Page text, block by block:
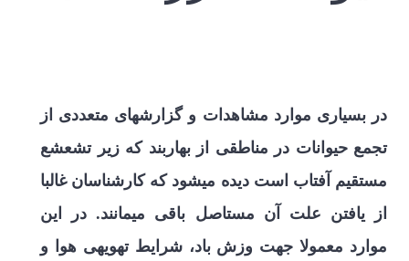
در بسیاری موارد مشاهدات و گزارش­های متعددی از
تجمع حیوانات در مناطقی از بهاربند که زیر تشعشع
مستقیم آفتاب است دیده می­شود که کارشناسان غالبا
از یافتن علت آن مستاصل باقی می­مانند. در این
موارد معمولا جهت وزش باد، شرایط تهویه­ی هوا و